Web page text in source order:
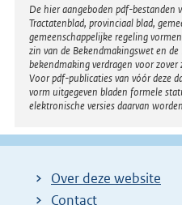
Disclaimer
De hier aangeboden pdf-bestanden
Tractatenblad, provinciaal blad,
gemeenschappelijke regeling
zin van de Bekendmakingswet en
bekendmaking verdragen voor
Voor pdf-publicaties van vóór deze
vorm uitgegeven bladen formele
elektronische versies daarvan
Over deze website
Contact